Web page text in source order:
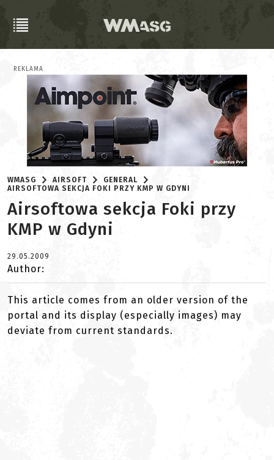
REKLAMA
WMASG AIRSOFT
GENERAL
AIRSOFTOWA SEKCJA FOKI PRZY KMP W GDYNI
Airsoftowa sekcja Foki przy
KMP w Gdyni
29.05.2009
Author:
This article comes from an older version of the
portal and its display (especially images) may
deviate from current standards.